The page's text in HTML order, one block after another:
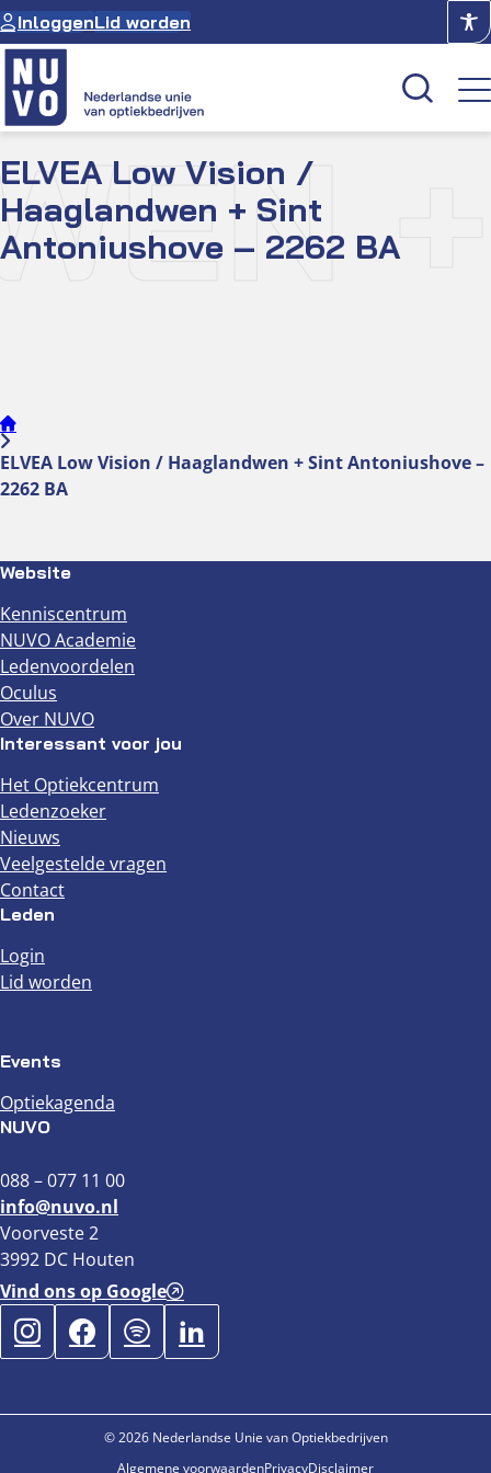
Ga
naar
de
inhoud
InloggenLid worden
Kenniscentrum
Academie
Over NUVO
ELVEA Low Vision /
Haaglandwen + Sint
Antoniushove – 2262 BA
ELVEA Low Vision / Haaglandwen + Sint Antoniushove –
2262 BA
Website
Kenniscentrum
NUVO Academie
Ledenvoordelen
Oculus
Over NUVO
Interessant voor jou
Het Optiekcentrum
Ledenzoeker
Nieuws
Veelgestelde vragen
Contact
Leden
Login
Lid worden
Events
Optiekagenda
NUVO
088 – 077 11 00
info@nuvo.nl
Voorveste 2
3992 DC Houten
Vind ons op Google
© 2026 Nederlandse Unie van Optiekbedrijven
Algemene voorwaardenPrivacyDisclaimer